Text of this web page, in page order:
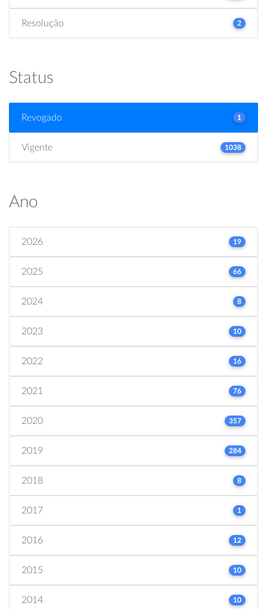
Resolução 2
Status
Revogado 1
Vigente 1038
Ano
2026 19
2025 66
2024 8
2023 10
2022 16
2021 76
2020 357
2019 284
2018 8
2017 1
2016 12
2015 10
2014 10